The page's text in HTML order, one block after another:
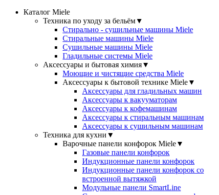
Каталог Miele
Техника по уходу за бельём▼
Стирально - сушильные машины Miele
Стиральные машины Miele
Сушильные машины Miele
Гладильные системы Miele
Аксессуары и бытовая химия▼
Моющие и чистящие средства Miele
Аксессуары к бытовой технике Miele▼
Аксессуары для гладильных машин
Аксессуары к вакууматорам
Аксессуары к кофемашинам
Аксессуары к стиральным машинам
Аксессуары к сушильным машинам
Техника для кухни ▼
Варочные панели конфорок Miele▼
Газовые панели конфорок
Индукционные панели конфорок
Индукционные панели конфорок со
встроенной вытяжкой
Модульные панели SmartLine